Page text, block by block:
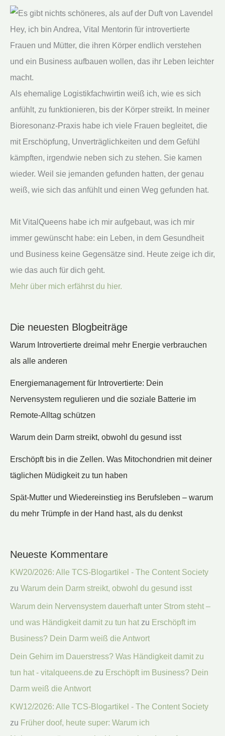
Hey, ich bin Andrea, Vital Mentorin für introvertierte
Frauen und Mütter, die ihren Körper endlich verstehen
und ein Business aufbauen wollen, das ihr Leben leichter
macht.
Als ehemalige Logistikfachwirtin weiß ich, wie es sich
anfühlt, zu funktionieren, bis der Körper streikt. In meiner
Bioresonanz-Praxis habe ich viele Frauen begleitet, die
mit Erschöpfung, Unverträglichkeiten und dem Gefühl
kämpften, irgendwie neben sich zu stehen. Sie kamen
wieder. Weil sie jemanden gefunden hatten, der genau
weiß, wie sich das anfühlt und einen Weg gefunden hat.
Mit VitalQueens habe ich mir aufgebaut, was ich mir
immer gewünscht habe: ein Leben, in dem Gesundheit
und Business keine Gegensätze sind. Heute zeige ich dir,
wie das auch für dich geht.
Mehr über mich erfährst du hier.
Die neuesten Blogbeiträge
Warum Introvertierte dreimal mehr Energie verbrauchen
als alle anderen
Energiemanagement für Introvertierte: Dein
Nervensystem regulieren und die soziale Batterie im
Remote-Alltag schützen
Warum dein Darm streikt, obwohl du gesund isst
Erschöpft bis in die Zellen. Was Mitochondrien mit deiner
täglichen Müdigkeit zu tun haben
Spät-Mutter und Wiedereinstieg ins Berufsleben – warum
du mehr Trümpfe in der Hand hast, als du denkst
Neueste Kommentare
KW20/2026: Alle TCS-Blogartikel - The Content Society
zu Warum dein Darm streikt, obwohl du gesund isst
Warum dein Nervensystem dauerhaft unter Strom steht –
und was Händigkeit damit zu tun hat zu Erschöpft im
Business? Dein Darm weiß die Antwort
Dein Gehirn im Dauerstress? Was Händigkeit damit zu
tun hat - vitalqueens.de zu Erschöpft im Business? Dein
Darm weiß die Antwort
KW12/2026: Alle TCS-Blogartikel - The Content Society
zu Früher doof, heute super: Warum ich